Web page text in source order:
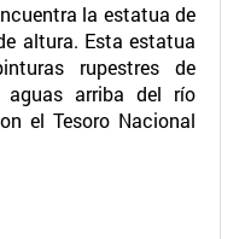
la estatua de
altura. Esta estatua
rupestres de
aguas arriba del río
el Tesoro Nacional